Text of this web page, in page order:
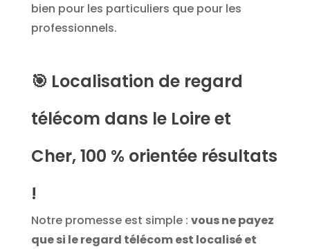
bien pour les particuliers que pour les
professionnels.
🎯 Localisation de regard
télécom dans le Loire et
Cher, 100 % orientée résultats
!
Notre promesse est simple : vous ne payez
que si le regard télécom est localisé et